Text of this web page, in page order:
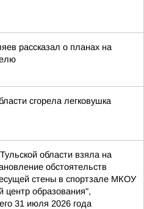
рассказал о планах на
сгорела легковушка
области взяла на
обстоятельств
стены в спортзале МКОУ
центр образования",
31 июля 2026 года